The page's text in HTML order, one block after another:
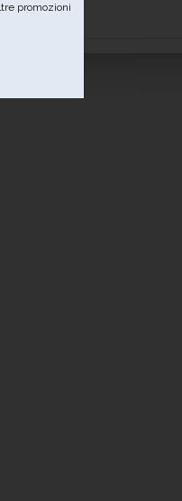
promozioni